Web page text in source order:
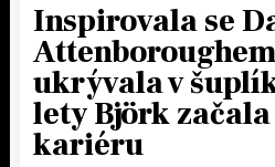
MIX
OSTATNÍ
Inspirovala se
ukrývala v
lety Björk
kariéru